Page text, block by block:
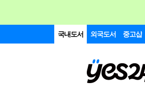
국내도서 외국도서 중고샵